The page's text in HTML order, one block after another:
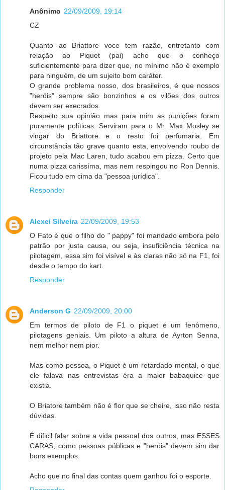
Anônimo 22/09/2009, 19:14
CZ
Quanto ao Briattore voce tem razão, entretanto com
relação ao Piquet (pai) acho que o conheço
suficientemente para dizer que, no mínimo não é exemplo
para ninguém, de um sujeito bom caráter.
O grande problema nosso, dos brasileiros, é que nossos
"heróis" sempre são bonzinhos e os vilões dos outros
devem ser execrados.
Respeito sua opinião mas para mim as punições foram
puramente políticas. Serviram para o Mr. Max Mosley se
vingar do Briattore e o resto foi perfumaria. Em
circunstância tão grave quanto esta, envolvendo roubo de
projeto pela Mac Laren, tudo acabou em pizza. Certo que
numa pizza carissíma, mas nem respingou no Ron Dennis.
Ficou tudo em cima da "pessoa jurídica".
Responder
Alexei Silveira 22/09/2009, 19:53
O Fato é que o filho do " pappy" foi mandado embora pelo
patrão por justa causa, ou seja, insuficiência técnica na
pilotagem, essa sim foi visível e às claras não só na F1, foi
desde o tempo do kart.
Responder
Anderson G 22/09/2009, 20:00
Em termos de piloto de F1 o piquet é um fenômeno,
pilotagens geniais. Um piloto a altura de Ayrton Senna,
nem melhor nem pior.
Mas como pessoa, o Piquet é um retardado mental, o que
ele falava nas entrevistas éra a maior babaquice que
existia.
O Briatore também não é flor que se cheire, isso não resta
dúvidas.
É dificil falar sobre a vida pessoal dos outros, mas ESSES
CARAS, como pessoas públicas e "heróis" devem sim dar
bons exemplos.
Acho que no final das contas quem ganhou foi o esporte.